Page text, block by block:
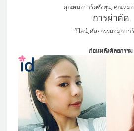
คุณหมอปาร์คซังฮุน, คุณหม
การผ่าตัด
วีไลน์, ศัลยกรรมจมูกบา
ก่อนหลังศัลยกรรม